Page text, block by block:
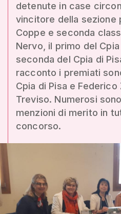
detenute in case
vincitore della sezione
Coppe e seconda
Nervo, il primo del
seconda del Cpia di
racconto i premiati
Cpia di Pisa e
Treviso. Numerosi
menzioni di merito in
concorso.